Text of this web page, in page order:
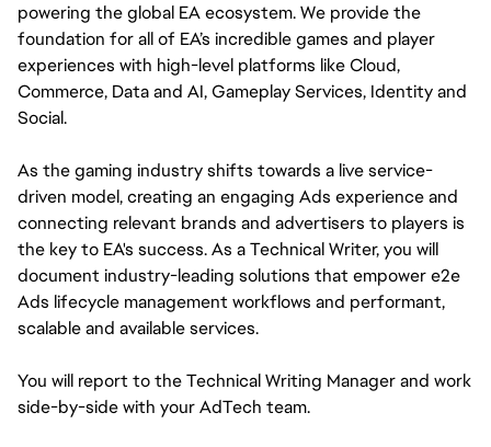
powering the global EA ecosystem. We provide the
foundation for all of EA’s incredible games and player
experiences with high-level platforms like Cloud,
Commerce, Data and AI, Gameplay Services, Identity and
Social.
As the gaming industry shifts towards a live service-
driven model, creating an engaging Ads experience and
connecting relevant brands and advertisers to players is
the key to EA's success. As a Technical Writer, you will
document industry-leading solutions that empower e2e
Ads lifecycle management workflows and performant,
scalable and available services.
You will report to the Technical Writing Manager and work
side-by-side with your AdTech team.